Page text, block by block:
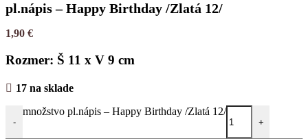
pl.nápis – Happy Birthday /Zlatá 12/
1,90 €
Rozmer: Š 11 x V 9 cm
17 na sklade
-
množstvo pl.nápis – Happy Birthday /Zlatá 12/
+